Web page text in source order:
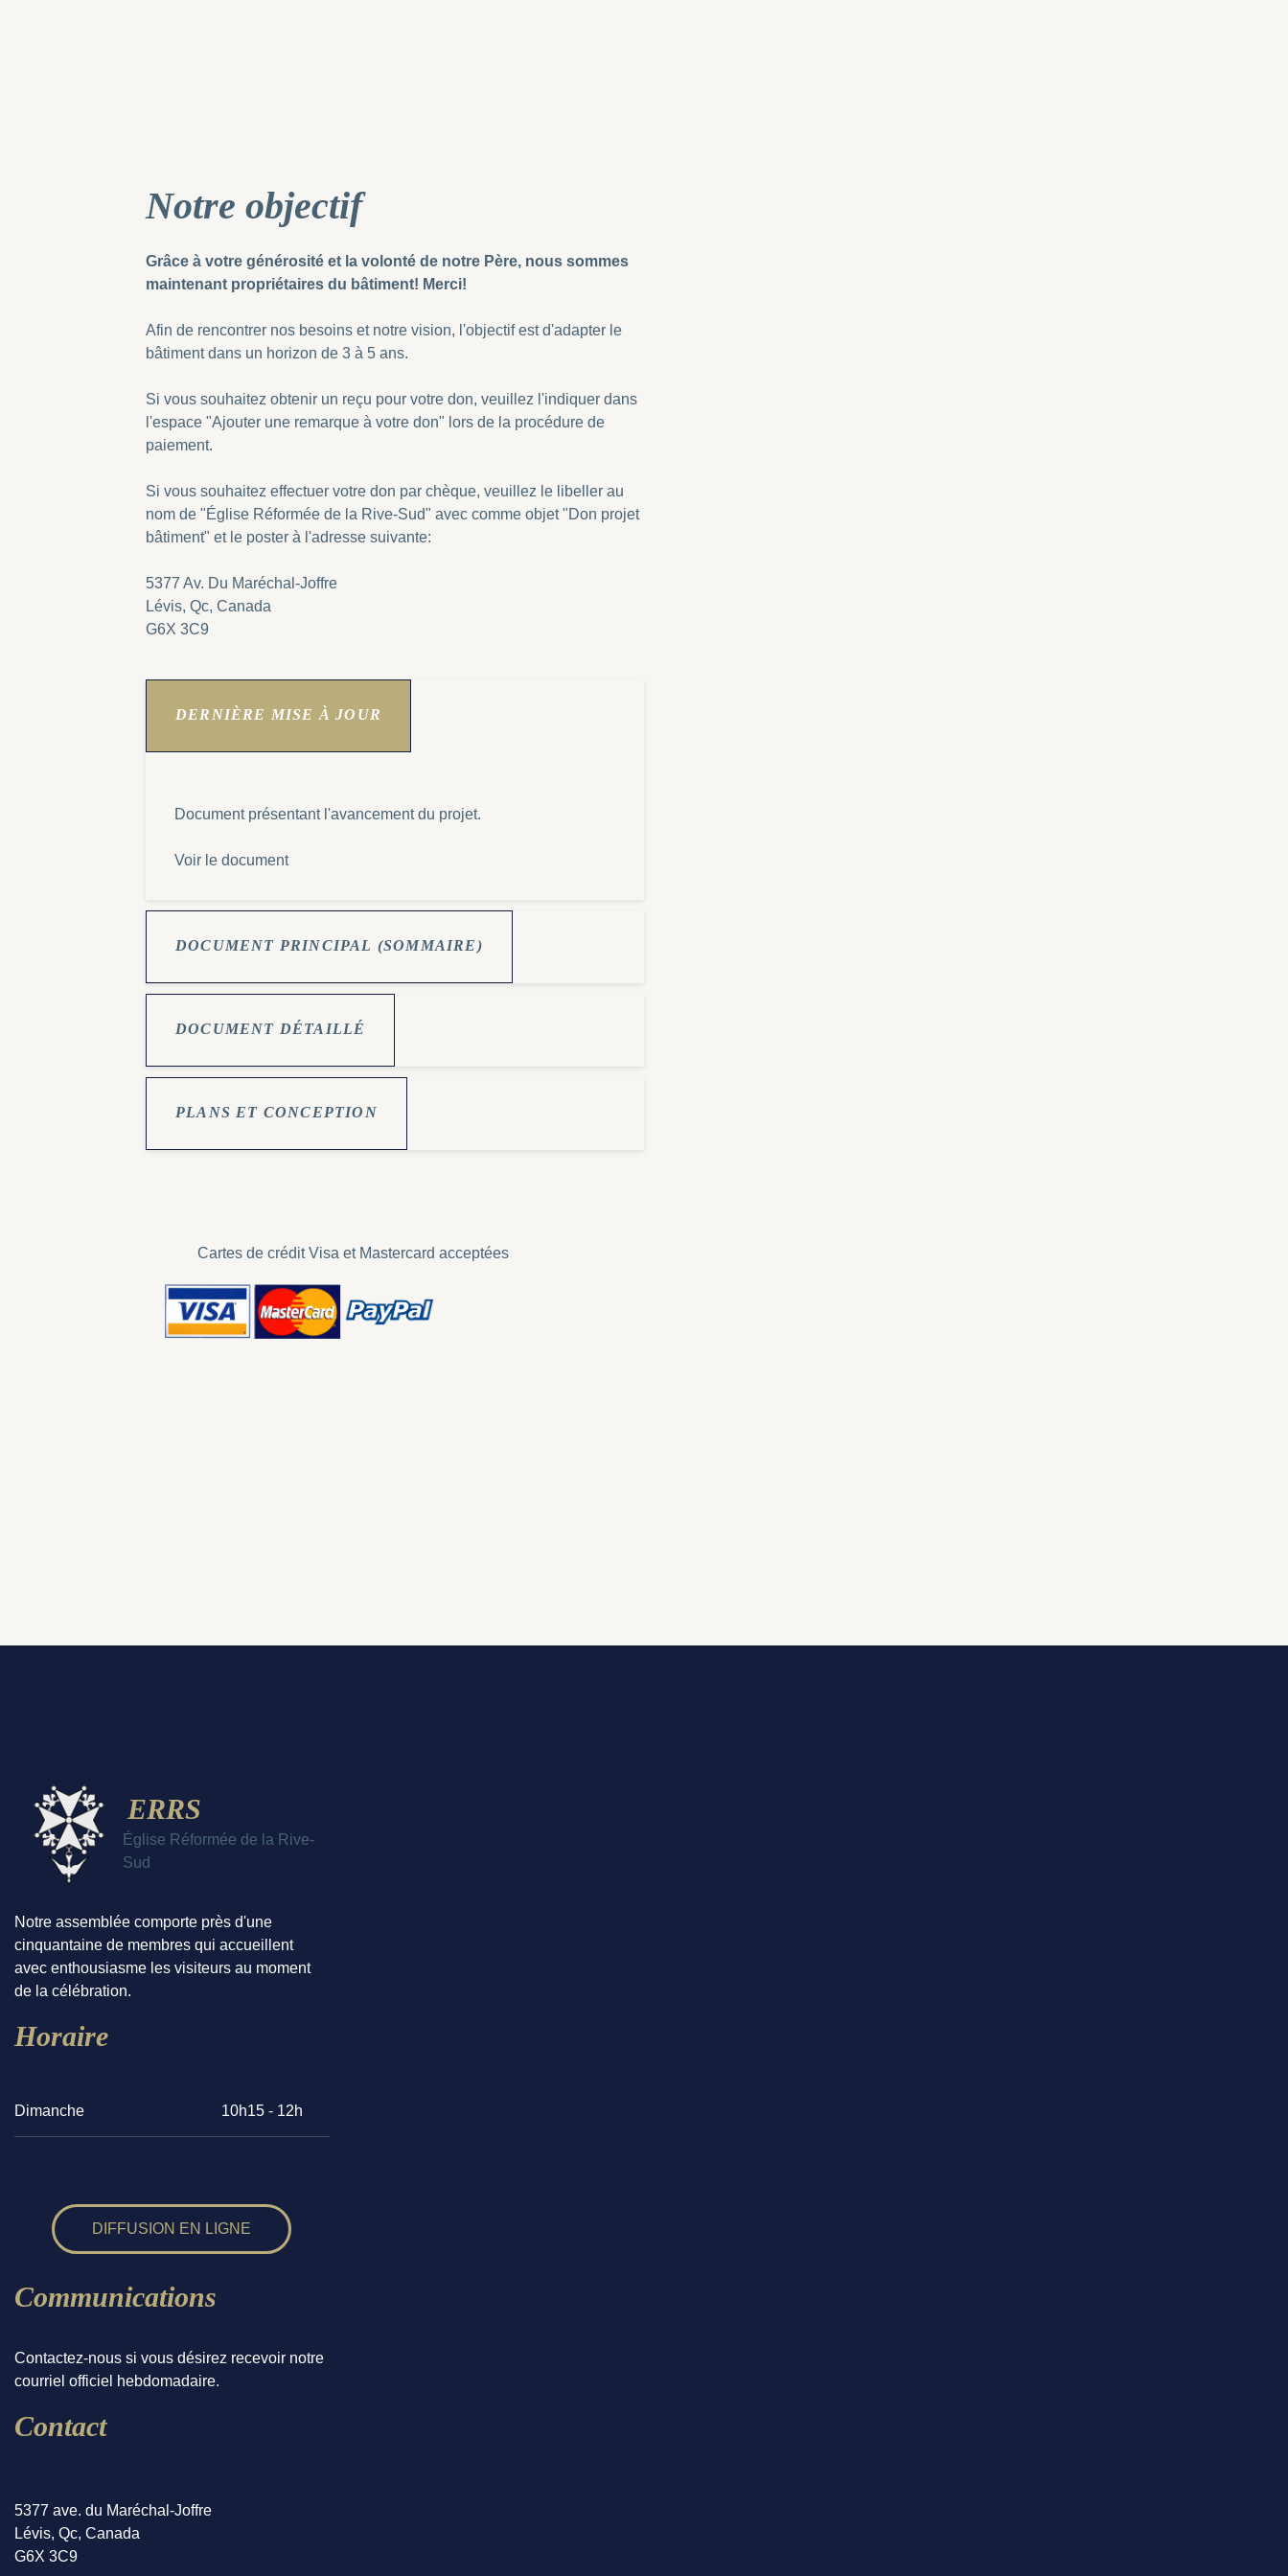
Notre objectif
Grâce à votre générosité et la volonté de notre Père, nous sommes
maintenant propriétaires du bâtiment! Merci!
Afin de rencontrer nos besoins et notre vision, l'objectif est d'adapter le
bâtiment dans un horizon de 3 à 5 ans.
Si vous souhaitez obtenir un reçu pour votre don, veuillez l'indiquer dans
l'espace "Ajouter une remarque à votre don" lors de la procédure de
paiement.
Si vous souhaitez effectuer votre don par chèque, veuillez le libeller au
nom de "Église Réformée de la Rive-Sud" avec comme objet "Don projet
bâtiment" et le poster à l'adresse suivante:
5377 Av. Du Maréchal-Joffre
Lévis, Qc, Canada
G6X 3C9
DERNIÈRE MISE À JOUR
Document présentant l'avancement du projet.
Voir le document
DOCUMENT PRINCIPAL (SOMMAIRE)
DOCUMENT DÉTAILLÉ
PLANS ET CONCEPTION
Cartes de crédit Visa et Mastercard acceptées
ERRS
Église Réformée de la Rive-
Sud
Notre assemblée comporte près d'une
cinquantaine de membres qui accueillent
avec enthousiasme les visiteurs au moment
de la célébration.
Horaire
Dimanche 10h15 - 12h
DIFFUSION EN LIGNE
Communications
Contactez-nous si vous désirez recevoir notre
courriel officiel hebdomadaire.
Contact
5377 ave. du Maréchal-Joffre
Lévis, Qc, Canada
G6X 3C9